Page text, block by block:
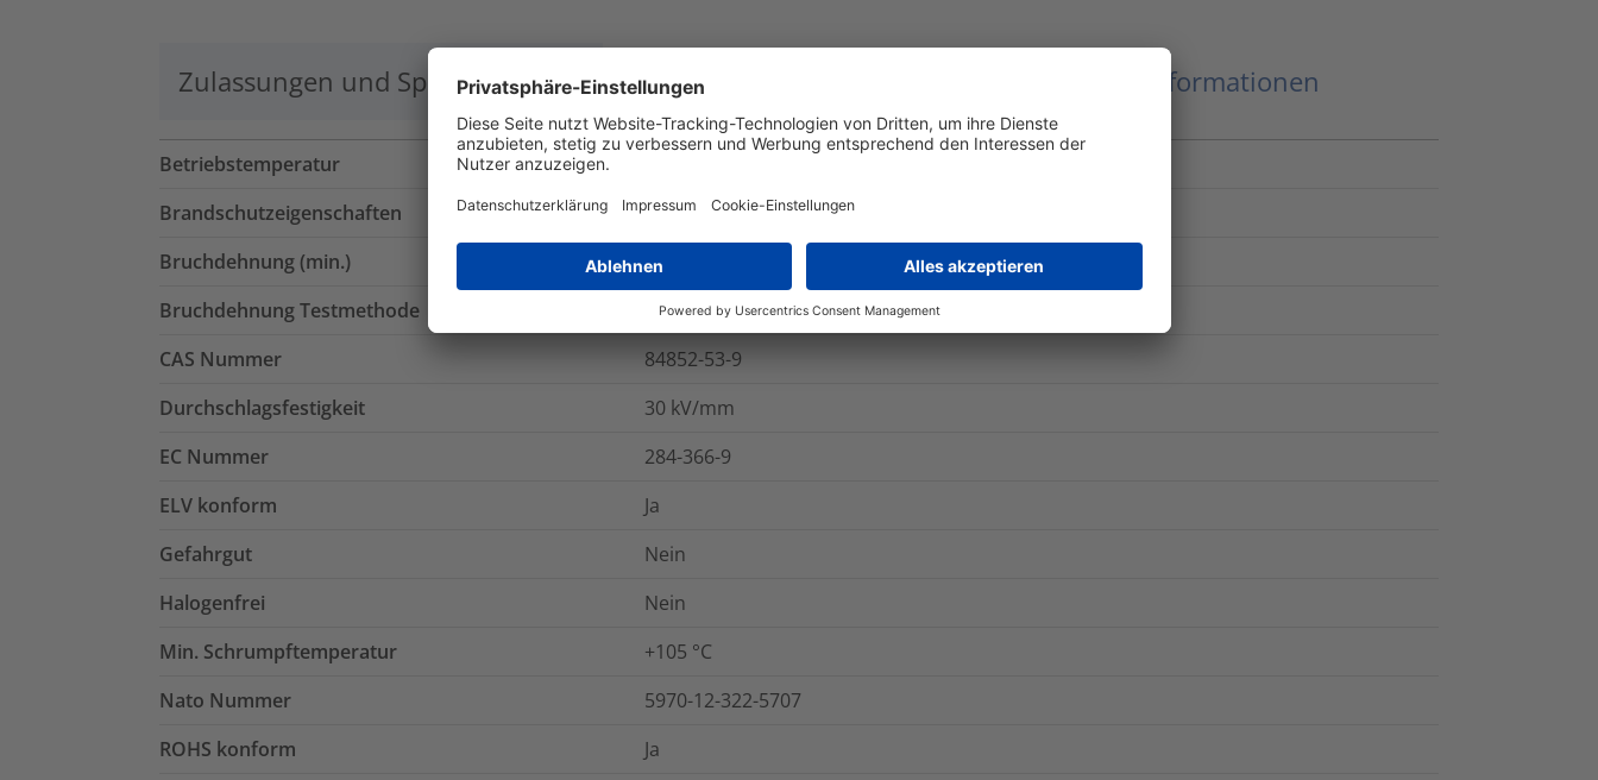
Zulassungen und Spezifikationen Logistik und Verpackungsdaten Weitere Informationen
Betriebstemperatur
Brandschutzeigenschaften
UL224 VW-1
Bruchdehnung (min.)
4%
Bruchdehnung Testmethode
ASTM D638
CAS Nummer
84852-53-9
Durchschlagsfestigkeit
30 kV/mm
EC Nummer
284-366-9
ELV konform
Ja
Gefahrgut
Nein
Halogenfrei
Nein
Min. Schrumpftemperatur
+105 °C
Nato Nummer
5970-12-322-5707
ROHS konform
Ja